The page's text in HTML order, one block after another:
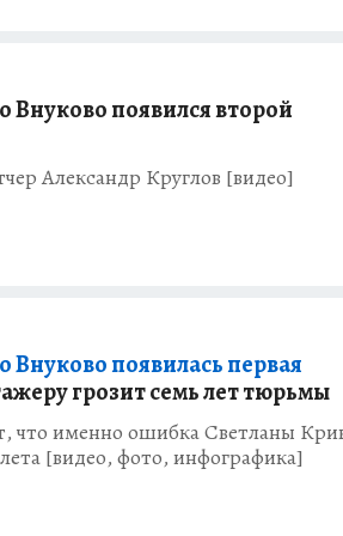
Внуково появился второй
Александр Круглов [видео]
Внуково появилась первая
грозит семь лет тюрьмы
что именно ошибка Светланы
[видео, фото, инфографика]